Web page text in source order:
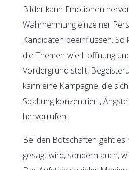
Bilder kann Emotionen
Wahrnehmung einzelner
Kandidaten beeinflussen. So
die Themen wie Hoffnung
Vordergrund stellt,
kann eine Kampagne, die
Spaltung konzentriert,
hervorrufen.
Bei den Botschaften geht es
gesagt wird, sondern auch,